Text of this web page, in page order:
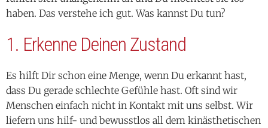
haben. Das verstehe ich gut. Was kannst Du tun?
1. Erkenne Deinen Zustand
Es hilft Dir schon eine Menge, wenn Du erkannt hast,
dass Du gerade schlechte Gefühle hast. Oft sind wir
Menschen einfach nicht in Kontakt mit uns selbst. Wir
liefern uns hilf- und bewusstlos all dem kinästhetischen